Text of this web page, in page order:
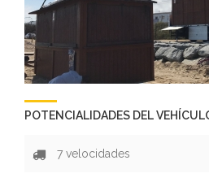
POTENCIALIDADES DEL
7 velocidades